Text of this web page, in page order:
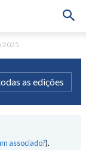
2025
as edições
associado?).